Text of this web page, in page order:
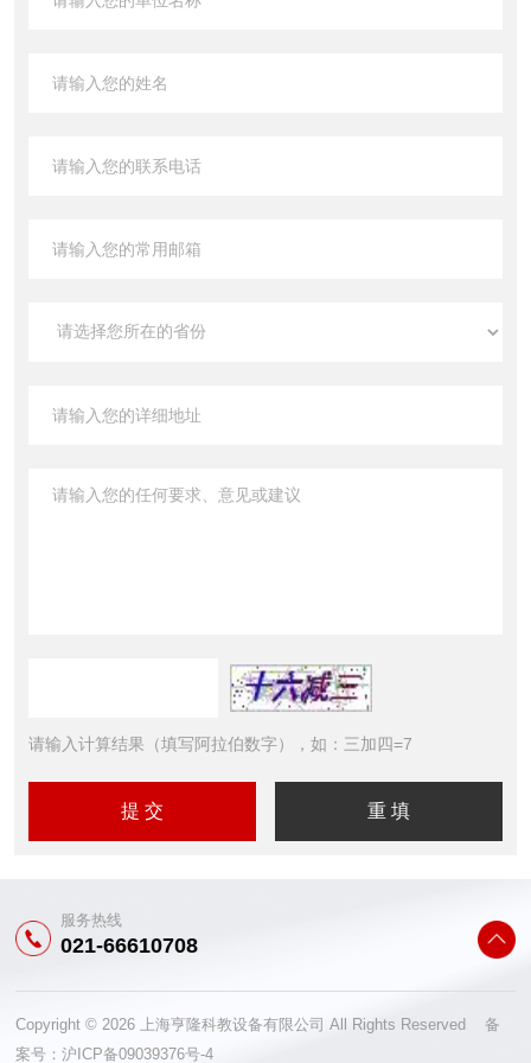
请输入计算结果（填写阿拉伯数字），如：三加四=7
服务热线
021-66610708
Copyright © 2026 上海亨隆科教设备有限公司 All Rights Reserved 备
案号：沪ICP备09039376号-4